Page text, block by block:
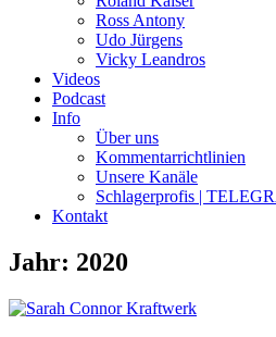
Ross Antony
Udo Jürgens
Vicky Leandros
Videos
Podcast
Info
Über uns
Kommentarrichtlinien
Unsere Kanäle
Schlagerprofis |
Kontakt
Jahr: 2020